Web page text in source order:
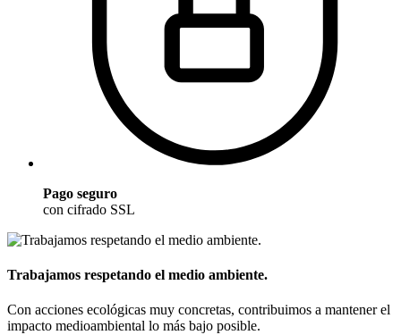
Pago seguro
con cifrado SSL
Trabajamos respetando el medio ambiente.
Con acciones ecológicas muy concretas, contribuimos a mantener el
impacto medioambiental lo más bajo posible.